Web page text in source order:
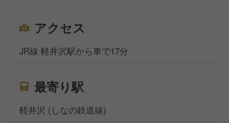
アクセス
JR線 軽井沢駅から車で17分
最寄り駅
軽井沢 (しなの鉄道線)